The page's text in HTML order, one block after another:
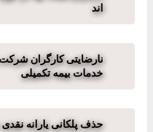
اند
نارضایتی کارگران
خدمات بیمه تکمیلی
حذف پلکانی یارانه نقدی